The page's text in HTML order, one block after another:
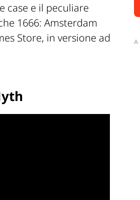
case e il peculiare
1666: Amsterdam
Store, in versione ad